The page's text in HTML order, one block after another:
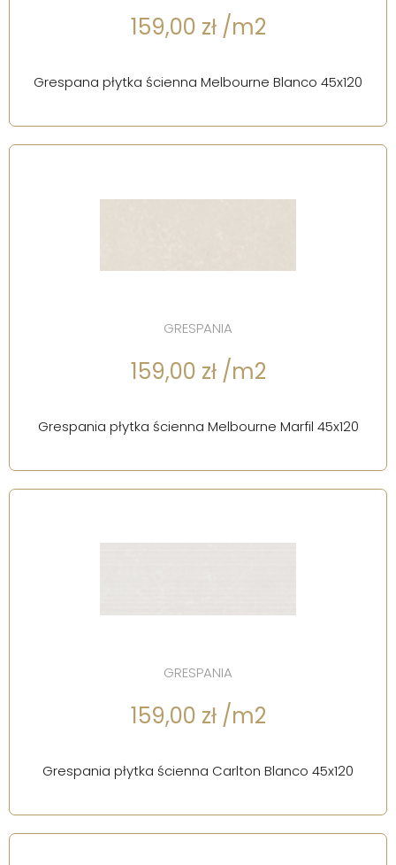
159,00 zł /m2
Grespana płytka ścienna Melbourne Blanco 45x120
GRESPANIA
159,00 zł /m2
Grespania płytka ścienna Melbourne Marfil 45x120
GRESPANIA
159,00 zł /m2
Grespania płytka ścienna Carlton Blanco 45x120